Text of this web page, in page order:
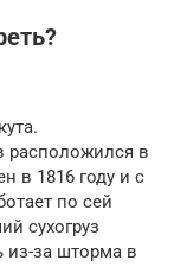
расположился в
в 1816 году и с
по сей
сухогруз
из-за шторма в